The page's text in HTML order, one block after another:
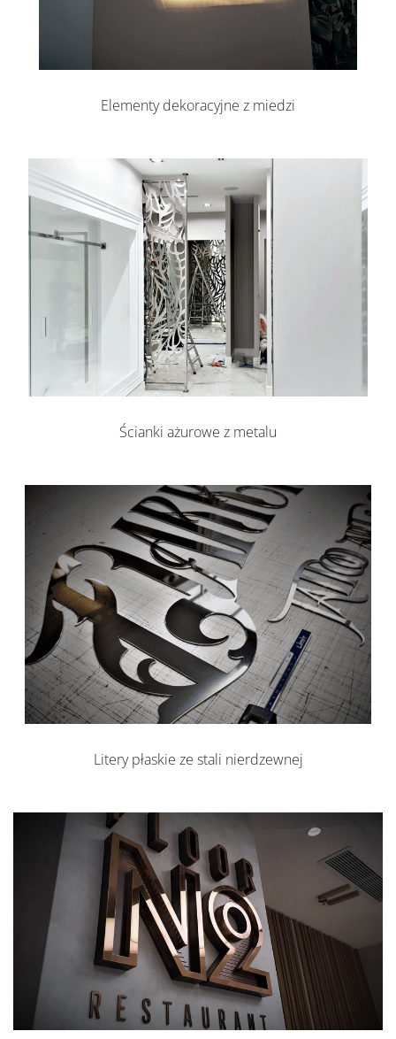
Elementy dekoracyjne z miedzi
Ścianki ażurowe z metalu
Litery płaskie ze stali nierdzewnej